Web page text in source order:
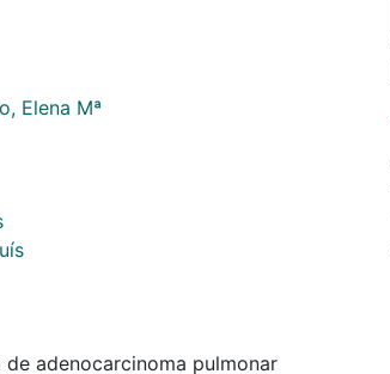
Elena Mª
adenocarcinoma pulmonar